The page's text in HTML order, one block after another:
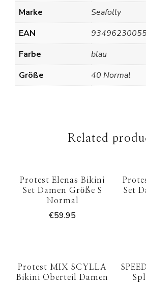
Marke
Seafolly
EAN
Farbe
blau
Größe
40 Normal
Related
Protest Elenas Bikini
Set Damen Größe S
Normal
€59.95
Set
Protest MIX SCYLLA
Bikini Oberteil Damen